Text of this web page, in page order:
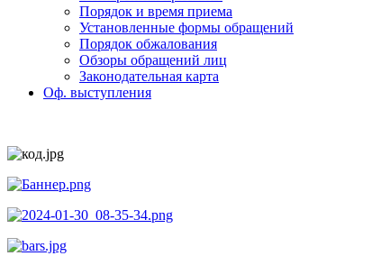
Порядок и время приема
Установленные формы обращений
Порядок обжалования
Обзоры обращений лиц
Законодательная карта
Оф. выступления